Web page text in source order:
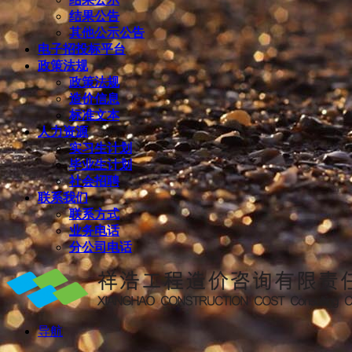
结果公告
其他公示公告
电子招投标平台
政策法规
政策法规
造价信息
标准文本
人力资源
实习生计划
毕业生计划
社会招聘
联系我们
联系方式
业务电话
分公司电话
导航